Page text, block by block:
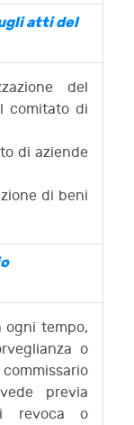
con il
94.
del
previsto
dal
dal
da
retribuite,
propria
e
e
di
atti del
del
comitato di
di aziende
di beni
reali sui
beni mobili
e le
o
ogni tempo,
o
previa
revoca o